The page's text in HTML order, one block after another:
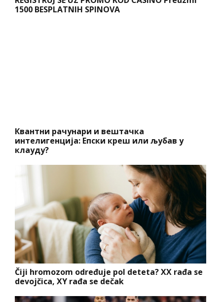
1500 BESPLATNIH SPINOVA
Квантни рачунари и вештачка
интелигенција: Епски креш или љубав у
клауду?
Čiji hromozom određuje pol deteta? XX rađa se
devojčica, XY rađa se dečak